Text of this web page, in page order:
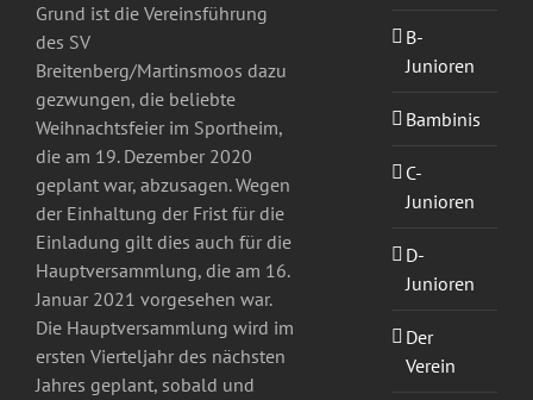
Grund ist die Vereinsführung
des SV
Breitenberg/Martinsmoos dazu
gezwungen, die beliebte
Weihnachtsfeier im Sportheim,
die am 19. Dezember 2020
geplant war, abzusagen. Wegen
der Einhaltung der Frist für die
Einladung gilt dies auch für die
Hauptversammlung, die am 16.
Januar 2021 vorgesehen war.
Die Hauptversammlung wird im
ersten Vierteljahr des nächsten
Jahres geplant, sobald und
B-
Junioren
Bambinis
C-
Junioren
D-
Junioren
Der
Verein